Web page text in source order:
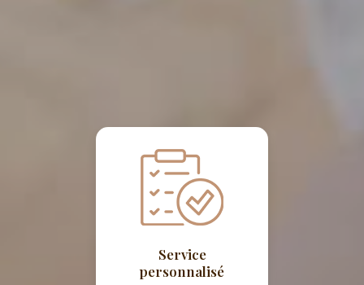
Service
personnalisé